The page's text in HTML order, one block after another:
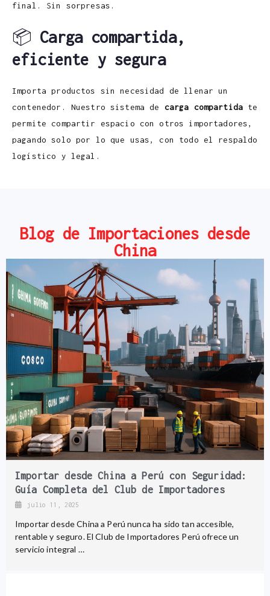
final. Sin sorpresas.
📦 Carga compartida,
eficiente y segura
Importa productos sin necesidad de llenar un
contenedor. Nuestro sistema de carga compartida te
permite compartir espacio con otros importadores,
pagando solo por lo que usas, con todo el respaldo
logístico y legal.
Blog de Importaciones desde
China
Importar desde China a Perú con Seguridad:
Guía Completa del Club de Importadores
julio 11, 2025
Importar desde China a Perú nunca ha sido tan accesible,
rentable y seguro. El Club de Importadores Perú ofrece un
servicio integral …